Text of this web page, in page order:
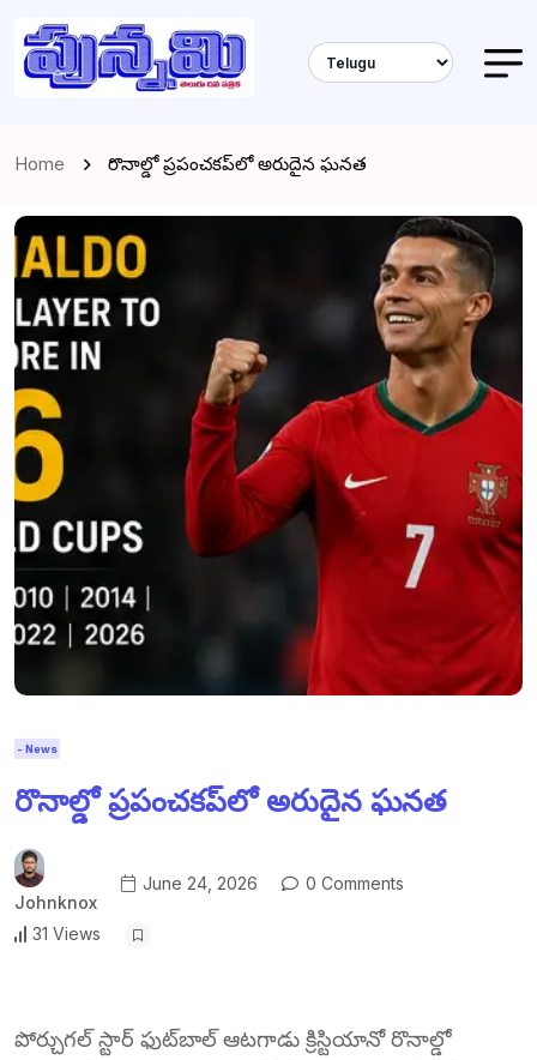
Home రొనాల్డో ప్రపంచకప్‌లో అరుదైన ఘనత
- News
రొనాల్డో ప్రపంచకప్‌లో అరుదైన ఘనత
Johnknox
June 24, 2026 0 Comments
31 Views
పోర్చుగల్ స్టార్ ఫుట్‌బాల్ ఆటగాడు క్రిస్టియానో రొనాల్డో